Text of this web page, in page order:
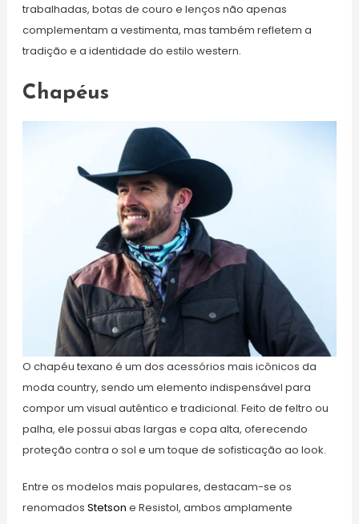
trabalhadas, botas de couro e lenços não apenas
complementam a vestimenta, mas também refletem a
tradição e a identidade do estilo western.
Chapéus
O chapéu texano é um dos acessórios mais icônicos da
moda country, sendo um elemento indispensável para
compor um visual autêntico e tradicional. Feito de feltro ou
palha, ele possui abas largas e copa alta, oferecendo
proteção contra o sol e um toque de sofisticação ao look.
Entre os modelos mais populares, destacam-se os
renomados Stetson e Resistol, ambos amplamente